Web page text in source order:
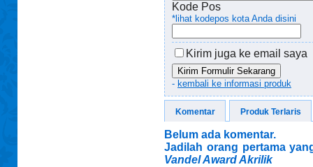
Kode Pos
*lihat kodepos kota Anda disini
Kirim juga ke email saya
Kirim Formulir Sekarang
- kembali ke informasi produk
Komentar Produk Terlaris
Belum ada komentar.
Jadilah orang pertama
Vandel Award Akrilik